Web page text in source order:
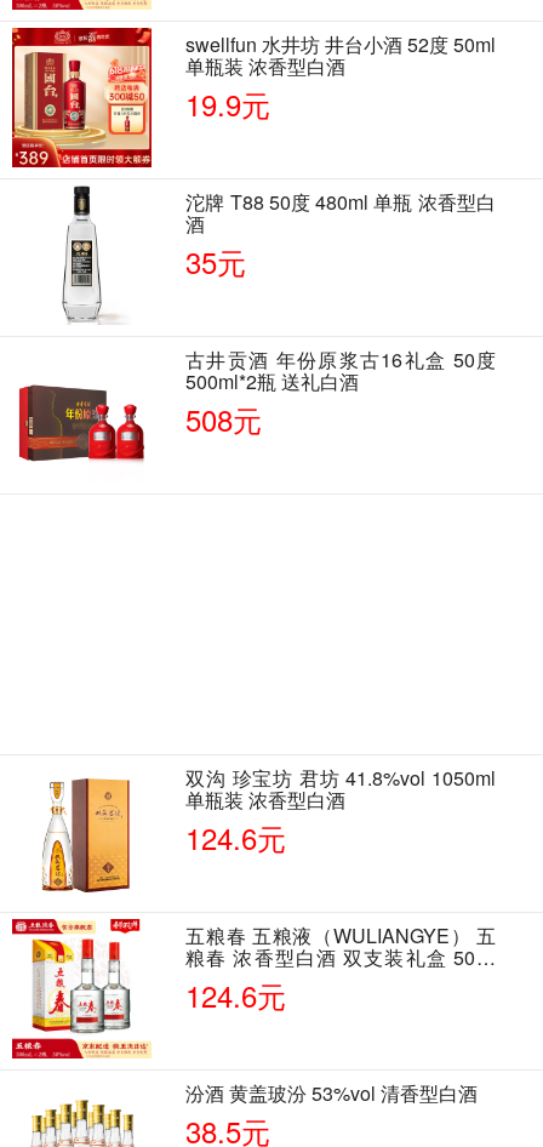
swellfun 水井坊 井台小酒 52度 50ml
单瓶装 浓香型白酒
19.9元
沱牌 T88 50度 480ml 单瓶 浓香型白
酒
35元
古井贡酒 年份原浆古16礼盒 50度
500ml*2瓶 送礼白酒
508元
双沟 珍宝坊 君坊 41.8%vol 1050ml
单瓶装 浓香型白酒
124.6元
五粮春 五粮液（WULIANGYE） 五
粮春 浓香型白酒 双支装礼盒 50度
500ml*2瓶 含酒具
124.6元
汾酒 黄盖玻汾 53%vol 清香型白酒
38.5元